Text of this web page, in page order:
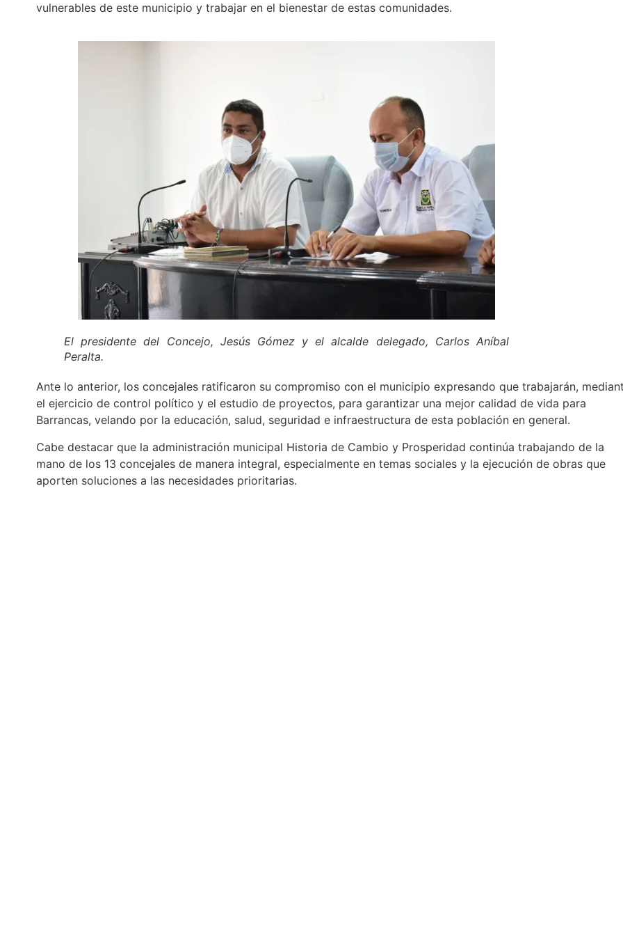
vulnerables de este municipio y trabajar en el bienestar de estas comunidades.
El presidente del Concejo, Jesús Gómez y el alcalde delegado, Carlos Aníbal
Peralta.
Ante lo anterior, los concejales ratificaron su compromiso con el municipio expresando que trabajarán,
el ejercicio de control político y el estudio de proyectos, para garantizar una mejor calidad de vida para
Barrancas, velando por la educación, salud, seguridad e infraestructura de esta población en general.
Cabe destacar que la administración municipal Historia de Cambio y Prosperidad continúa trabajando de la
mano de los 13 concejales de manera integral, especialmente en temas sociales y la ejecución de obras que
aporten soluciones a las necesidades prioritarias.